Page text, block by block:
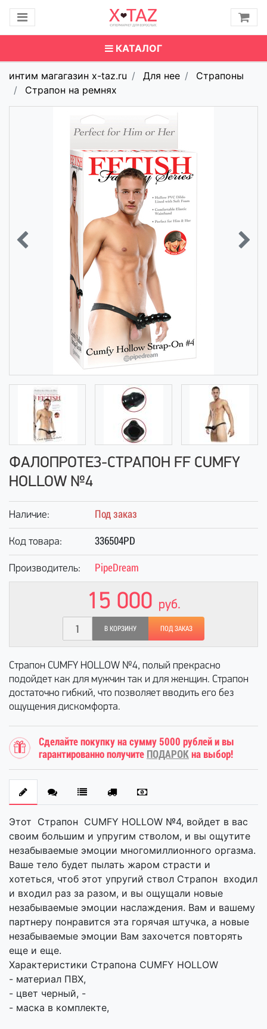
КАТАЛОГ
интим магагазин x-taz.ru Для нее
Страпоны
Страпон на ремнях
ФАЛОПРОТЕЗ-СТРАПОН FF CUMFY
HOLLOW №4
Наличие: Под заказ
Код товара: 336504PD
Производитель: PipeDream
15 000 руб.
В КОРЗИНУ ПОД ЗАКАЗ
Страпон CUMFY HOLLOW №4, полый прекрасно
подойдет как для мужчин так и для женщин. Страпон
достаточно гибкий, что позволяет вводить его без
ощущения дискомфорта.
Сделайте покупку на сумму 5000 рублей и вы
гарантированно получите ПОДАРОК на выбор!
Этот Страпон CUMFY HOLLOW №4, войдет в вас
своим большим и упругим стволом, и вы ощутите
незабываемые эмоции многомиллионного оргазма.
Ваше тело будет пылать жаром страсти и
хотеться, чтоб этот упругий ствол Страпон входил
и входил раз за разом, и вы ощущали новые
незабываемые эмоции наслаждения. Вам и вашему
партнеру понравится эта горячая штучка, а новые
незабываемые эмоции Вам захочется повторять
еще и еще.
Характеристики Страпона CUMFY HOLLOW
- материал ПВХ,
- цвет черный, -
- маска в комплекте,